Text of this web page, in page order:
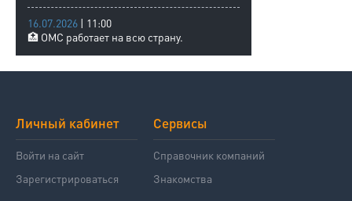
16.07.2026 | 11:00
🏥 ОМС работает на всю страну.
Личный кабинет
Войти на сайт
Зарегистрироваться
Сервисы
Справочник компаний
Знакомства